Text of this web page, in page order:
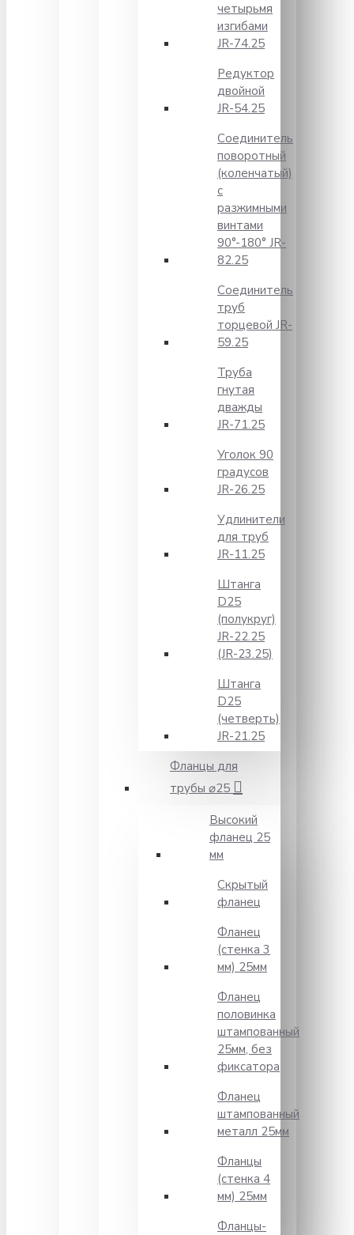
четырьмя
изгибами
JR-74.25
Редуктор
двойной
JR-54.25
Соединитель
поворотный
(коленчатый)
с
разжимными
винтами
90°-180° JR-
82.25
Соединитель
труб
торцевой JR-
59.25
Труба
гнутая
дважды
JR-71.25
Уголок 90
градусов
JR-26.25
Удлинители
для труб
JR-11.25
Штанга
D25
(полукруг)
JR-22.25
(JR-23.25)
Штанга
D25
(четверть)
JR-21.25
Фланцы для
трубы ⌀25
Высокий
фланец 25
мм
Скрытый
фланец
Фланец
(стенка 3
мм) 25мм
Фланец
половинка
штампованный
25мм, без
фиксатора
Фланец
штампованный
металл 25мм
Фланцы
(стенка 4
мм) 25мм
Фланцы-